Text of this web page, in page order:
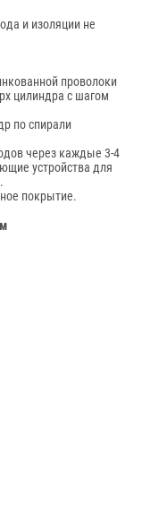
и изоляции не
проволоки
цилиндра с шагом
по спирали
через каждые 3-4
устройства для
покрытие.